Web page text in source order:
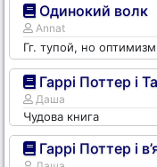
Одинокий волк
Annat
Гг. тупой, но
Гаррі Поттер і
Даша
Чудова книга
Гаррі Поттер і